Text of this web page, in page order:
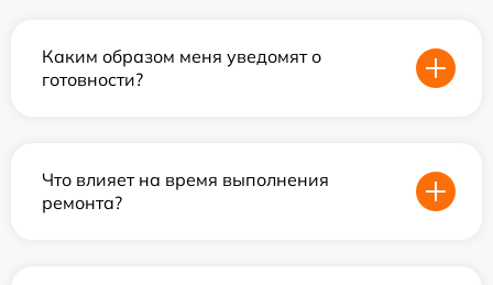
Каким образом меня уведомят о
готовности?
Что влияет на время выполнения
ремонта?